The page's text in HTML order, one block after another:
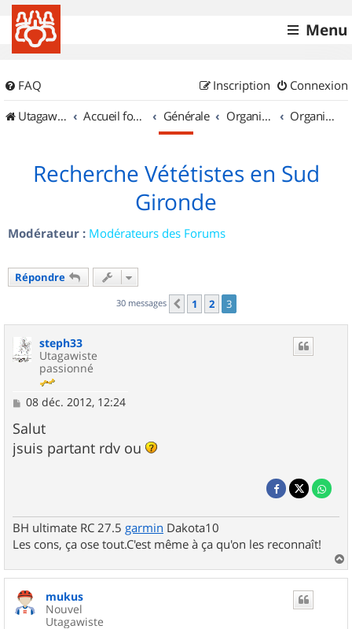
Menu
FAQ Connexion
Inscription
UtagawaVTT (Randos VTT et VTTAE avec traces GPS)
Accueil forum Générale Organisation de sorties & Recherche de partenaires Organisation de sorties en région Aquitaine
Recherche Vététistes en Sud
Gironde
Modérateur : Modérateurs des Forums
Répondre
30 messages Précédent
1 2 3
steph33
Utagawiste
passionné
M
s
s
a
08 déc. 2012, 12:24
Salut
jsuis partant rdv ou
BH ultimate RC 27.5 garmin Dakota10
Les cons, ça ose tout.C'est même à ça qu'on les reconnaît!
a
mukus
Nouvel
Utagawiste